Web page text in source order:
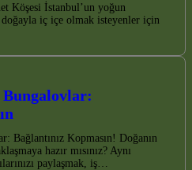
Köşesi İstanbul’un yoğun
doğayla iç içe olmak isteyenler için
Bağlantınız Kopmasın! Doğanın
hazır mısınız? Aynı
paylaşmak, iş…